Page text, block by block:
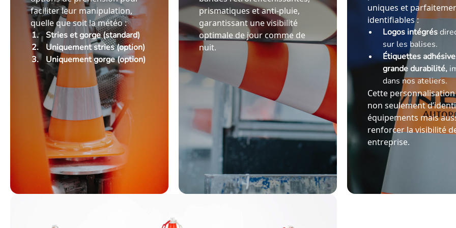
faciliter leur manipulation,
quelle que soit la météo :
Stries et gorge (standard)
Uniquement stries (option)
Uniquement gorge (option)
prismatiques et anti-pluie,
garantissant une visibilité
optimale de jour comme de
nuit.
uniques et
identifiables :
Logos intégrés
sur les balises.
Étiquettes
grande durabilité,
dans nos ateliers.
Cette
non seulement
équipements mais
renforcer la visibilité
entreprise.